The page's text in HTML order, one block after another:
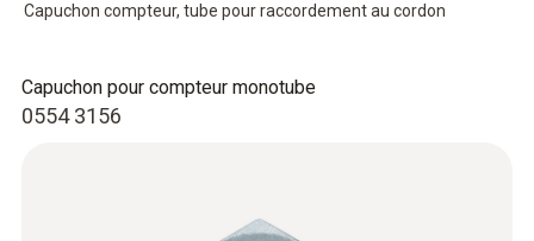
Capuchon compteur, tube pour raccordement au cordon
0554 3156
Capuchon pour compteur monotube